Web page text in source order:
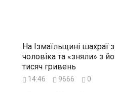
На Ізмаїльщині шахраї
чоловіка та «зняли» з
тисяч гривень
14:46 9666 0